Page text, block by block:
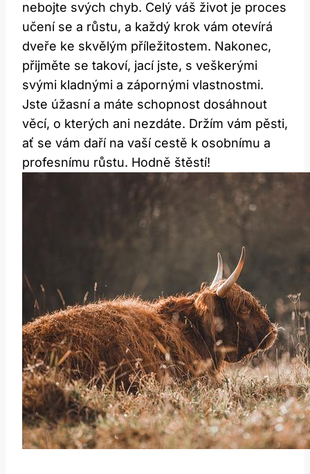
nebojte svých chyb. Celý váš život je proces
učení se a růstu, a každý krok vám otevírá
dveře ke skvělým příležitostem. Nakonec,
přijměte se takoví, jací jste, s veškerými
svými kladnými a zápornými vlastnostmi.
Jste úžasní a máte schopnost dosáhnout
věcí, o kterých ani nezdáte. Držím vám pěsti,
ať se vám daří na vaší cestě k osobnímu a
profesnímu růstu. Hodně štěstí!